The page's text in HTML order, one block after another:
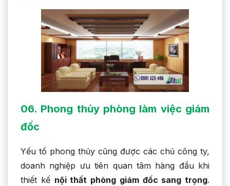
06. Phong thủy phòng làm việc giám
đốc
Yếu tố phong thủy cũng được các chủ công ty,
doanh nghiệp ưu tiên quan tâm hàng đầu khi
thiết kế nội thất phòng giám đốc sang trọng.